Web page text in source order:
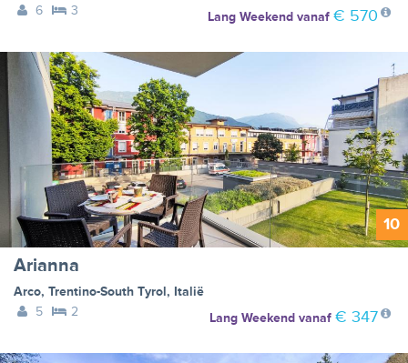
6
3 Lang Weekendvanaf € 570
10
Arianna
Arco, Trentino-South Tyrol, Italië
5
2 Lang Weekendvanaf € 347